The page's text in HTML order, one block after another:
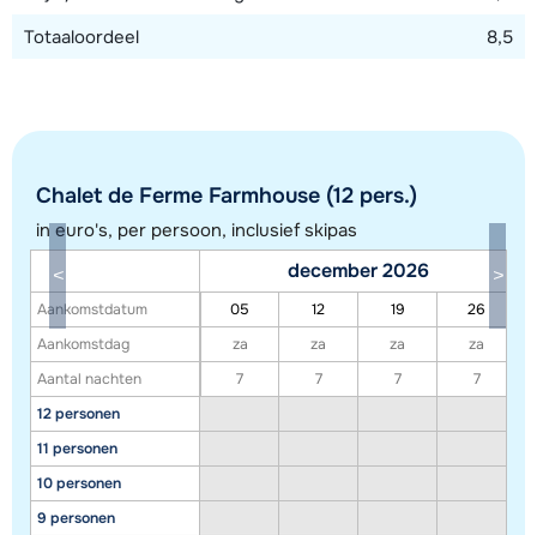
Toon alle accommodaties in dit gebied
Deze kaart geeft een indicatie van de ligging van onze accommodaties. De
exacte locatie kan enigszins afwijken.
Totaaloordeel
8,5
Chalet de Ferme Farmhouse (12 pers.)
in euro's, per persoon, inclusief skipas
Aankomstdatum
Aankomstdag
Aantal nachten
12 personen
11 personen
10 personen
9 personen
december 2026
05 12 19
26
za
za za
za
7
7 7 7